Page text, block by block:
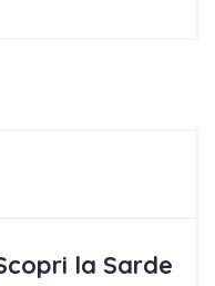
la Sarde